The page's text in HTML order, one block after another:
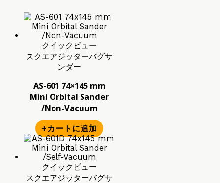
クイックビュー
スクエアジッターバグサ
ンダー
AS-601 74×145 mm
Mini Orbital Sander
/Non-Vacuum
+カートに追加
クイックビュー
スクエアジッターバグサ